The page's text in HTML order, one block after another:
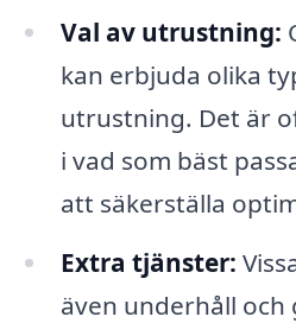
Val av utrustning:
kan erbjuda olika
utrustning. Det är
i vad som bäst
att säkerställa
Extra tjänster:
även underhåll och